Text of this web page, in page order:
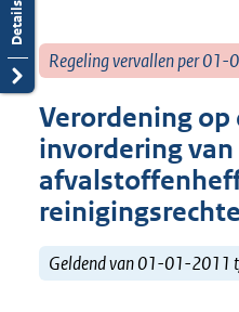
Regeling vervallen per
Verordening op
invordering van
Geldend van 01-01-